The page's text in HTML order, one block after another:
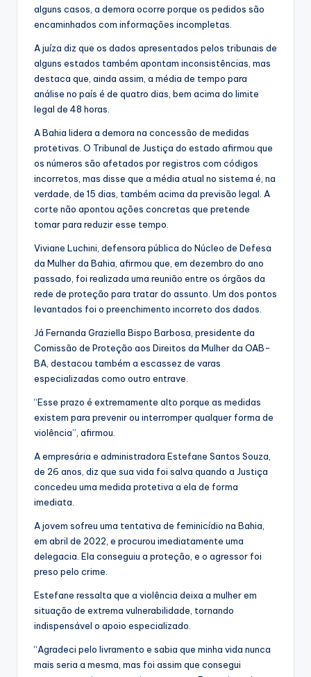
alguns casos, a demora ocorre porque os pedidos são
encaminhados com informações incompletas.
A juíza diz que os dados apresentados pelos tribunais de
alguns estados também apontam inconsistências, mas
destaca que, ainda assim, a média de tempo para
análise no país é de quatro dias, bem acima do limite
legal de 48 horas.
A Bahia lidera a demora na concessão de medidas
protetivas. O Tribunal de Justiça do estado afirmou que
os números são afetados por registros com códigos
incorretos, mas disse que a média atual no sistema é, na
verdade, de 15 dias, também acima da previsão legal. A
corte não apontou ações concretas que pretende
tomar para reduzir esse tempo.
Viviane Luchini, defensora pública do Núcleo de Defesa
da Mulher da Bahia, afirmou que, em dezembro do ano
passado, foi realizada uma reunião entre os órgãos da
rede de proteção para tratar do assunto. Um dos pontos
levantados foi o preenchimento incorreto dos dados.
Já Fernanda Graziella Bispo Barbosa, presidente da
Comissão de Proteção aos Direitos da Mulher da OAB-
BA, destacou também a escassez de varas
especializadas como outro entrave.
“Esse prazo é extremamente alto porque as medidas
existem para prevenir ou interromper qualquer forma de
violência”, afirmou.
A empresária e administradora Estefane Santos Souza,
de 26 anos, diz que sua vida foi salva quando a Justiça
concedeu uma medida protetiva a ela de forma
imediata.
A jovem sofreu uma tentativa de feminicídio na Bahia,
em abril de 2022, e procurou imediatamente uma
delegacia. Ela conseguiu a proteção, e o agressor foi
preso pelo crime.
Estefane ressalta que a violência deixa a mulher em
situação de extrema vulnerabilidade, tornando
indispensável o apoio especializado.
“Agradeci pelo livramento e sabia que minha vida nunca
mais seria a mesma, mas foi assim que consegui